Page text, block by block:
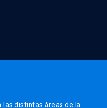
las distintas áreas de la